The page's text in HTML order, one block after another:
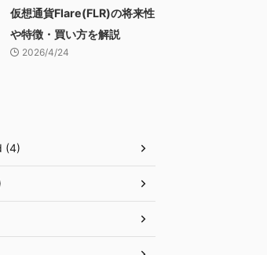
仮想通貨Flare(FLR)の将来性
や特徴・買い方を解説
2026/4/24
(4)